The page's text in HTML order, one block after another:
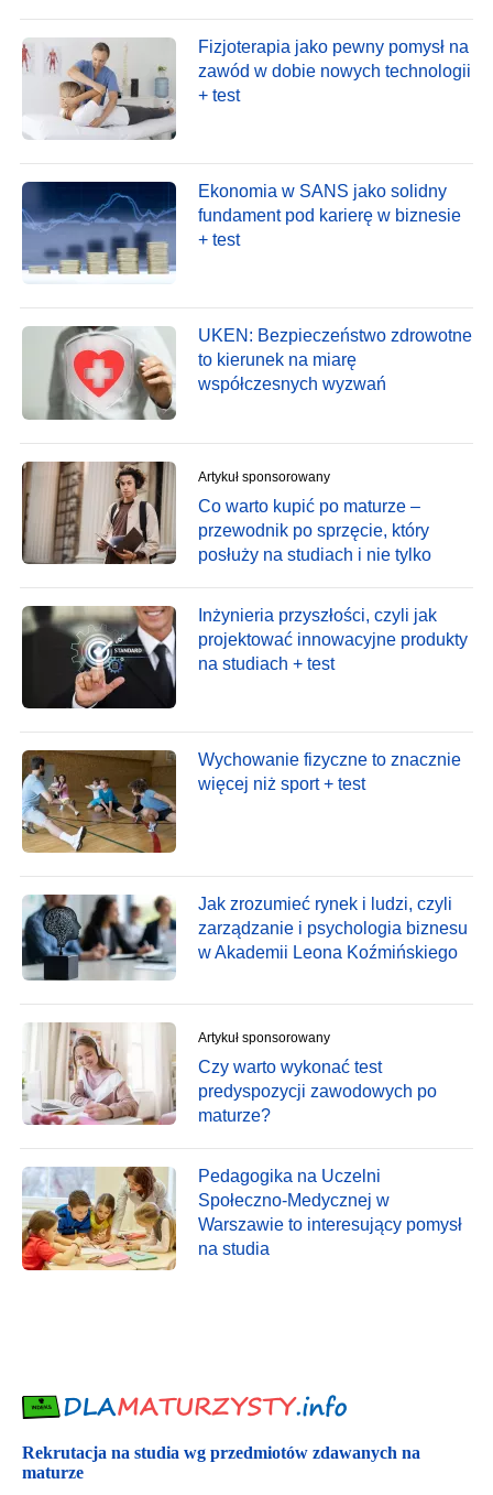
Fizjoterapia jako pewny pomysł na
zawód w dobie nowych technologii
+ test
Ekonomia w SANS jako solidny
fundament pod karierę w biznesie
+ test
UKEN: Bezpieczeństwo zdrowotne
to kierunek na miarę
współczesnych wyzwań
Artykuł sponsorowany
Co warto kupić po maturze –
przewodnik po sprzęcie, który
posłuży na studiach i nie tylko
Inżynieria przyszłości, czyli jak
projektować innowacyjne produkty
na studiach + test
Wychowanie fizyczne to znacznie
więcej niż sport + test
Jak zrozumieć rynek i ludzi, czyli
zarządzanie i psychologia biznesu
w Akademii Leona Koźmińskiego
Artykuł sponsorowany
Czy warto wykonać test
predyspozycji zawodowych po
maturze?
Pedagogika na Uczelni
Społeczno-Medycznej w
Warszawie to interesujący pomysł
na studia
Rekrutacja na studia wg przedmiotów zdawanych na
maturze